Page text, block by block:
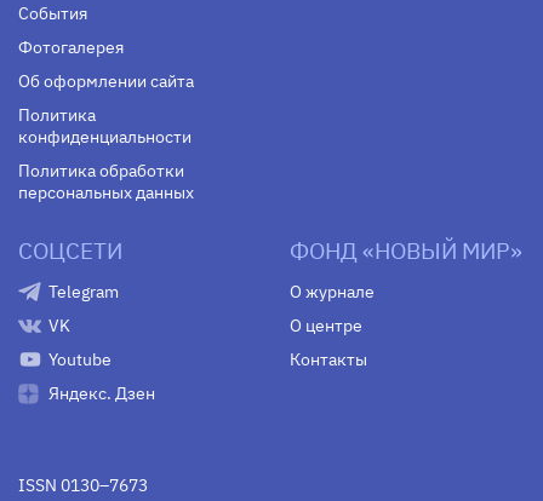
События
Фотогалерея
Об оформлении сайта
Политика
конфиденциальности
Политика обработки
персональных данных
СОЦСЕТИ
Telegram
VK
Youtube
Яндекс. Дзен
ФОНД «НОВЫЙ МИР»
О журнале
О центре
Контакты
ISSN 0130–7673